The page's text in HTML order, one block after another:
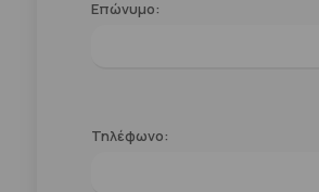
Επώνυμο:
Τηλέφωνο: